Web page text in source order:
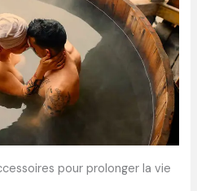
pour prolonger la vie